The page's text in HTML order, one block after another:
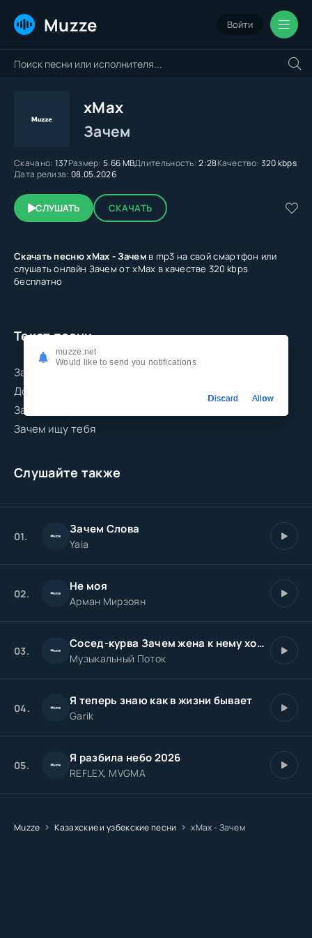
Muzze Войти
хМах
Зачем
Скачано: 137Размер: 5.66 MBДлительность:2:28Качество: 320 kbps
Дата релиза: 08.05.2026
СЛУШАТЬ СКАЧАТЬ
Скачать песню хМах - Зачемв mp3 на свой смартфон или
слушать онлайн Зачем от хМах в качестве 320 kbps
бесплатно
Текст песни
Зачем ищу тебя
До сих пор люблю тебя
Зачем я жду звонка от тебя издалека
Зачем ищу тебя
Слушайте также
01. Зачем Слова
Yaia
02. Не моя
Арман Мирзоян
03. Сосед-курва Зачем жена к нему ходила
Музыкальный Поток
04. Я теперь знаю как в жизни бывает
Garik
05. Я разбила небо 2026
REFLEX, MVGMA
Muzze Казахские и узбекские песни хМах - Зачем
muzze.net
Would like to send you notifications
Discard Allow